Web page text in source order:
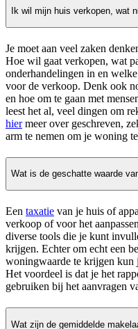
Ik wil mijn huis verkopen, wat
Je moet aan veel zaken
Hoe wil gaat verkopen, wat
onderhandelingen in en
voor de verkoop. Denk ook
en hoe om te gaan met
leest het al, veel dingen om
hiermeer over geschreven,
arm te nemen om je woning
Wat is de geschatte waarde
Een taxatie van je huis of
verkoop of voor het
diverse tools die je kunt
krijgen. Echter om echt een
woningwaarde te krijgen kun
Het voordeel is dat je het
gebruiken bij het aanvragen
Wat zijn de gemiddelde